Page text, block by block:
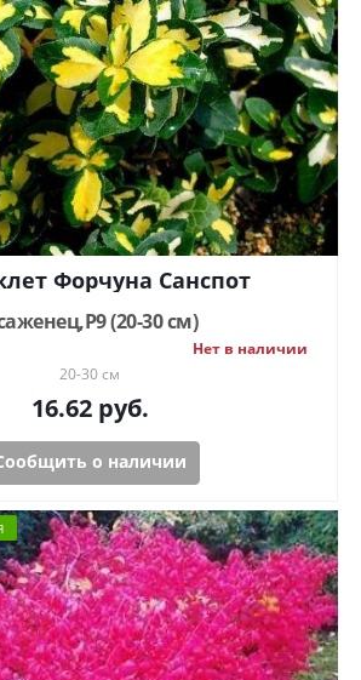
Форчуна Санспот
(20-30 см)
Нет в наличии
20-30 см
16.62руб.
о наличии